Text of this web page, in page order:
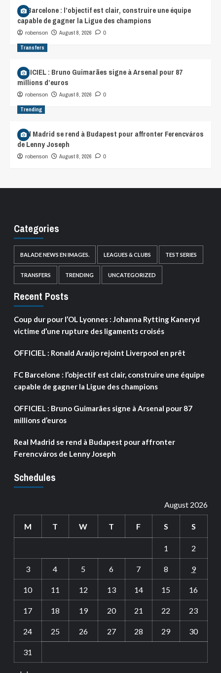
FC Barcelone : l’objectif est clair, construire une équipe
capable de gagner la Ligue des champions
robenson August 8, 2026 0
Transfers
OFFICIEL : Bruno Guimarães signe à Arsenal pour 87
millions d’euros
robenson August 8, 2026 0
Trending
Real Madrid se rend à Budapest pour affronter Ferencváros
de Lenny Joseph
robenson August 8, 2026 0
Categories
BALADE NEWS EN IMAGES. LEAGUES & CLUBS TEST SERIES
TRANSFERS TRENDING UNCATEGORIZED
Recent Posts
Coup dur pour l’OL Lyonnes : Johanna Rytting Kaneryd
victime d’une rupture des ligaments croisés
OFFICIEL : Ronald Araújo rejoint Liverpool en prêt
FC Barcelone : l’objectif est clair, construire une équipe
capable de gagner la Ligue des champions
OFFICIEL : Bruno Guimarães signe à Arsenal pour 87
millions d’euros
Real Madrid se rend à Budapest pour affronter
Ferencváros de Lenny Joseph
Schedules
August 2026
M T W T F S S
1 2
3 4 5 6 7 8 9
10 11 12 13 14 15 16
17 18 19 20 21 22 23
24 25 26 27 28 29 30
31